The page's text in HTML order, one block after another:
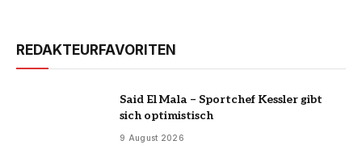
REDAKTEURFAVORITEN
Said El Mala – Sportchef Kessler gibt
sich optimistisch
9 August 2026